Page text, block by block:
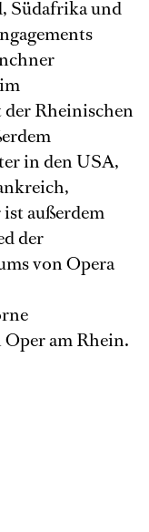
Südafrika und
Rheinischen
in den USA,
außerdem
der
von Opera
am Rhein.